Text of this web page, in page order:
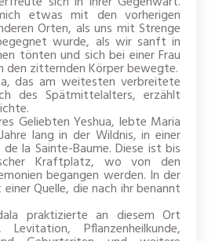
etwas mit den vorherigen
Orten, als uns mit Strenge
wurde, als wir sanft in
tönten und sich bei einer Frau
den zitternden Körper bewegte.
das am weitesten verbreitete
des Spätmittelalters, erzählt
Geliebten Yeshua, lebte Maria
lang in der Wildnis, in einer
la Sainte-Baume. Diese ist bis
Kraftplatz, wo von den
begangen werden. In der
Quelle, die nach ihr benannt
praktizierte an diesem Ort
Levitation, Pflanzenheilkunde,